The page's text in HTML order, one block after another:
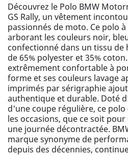
Découvrez le Polo BMW
GS Rally, un vêtement
passionnés de moto. Ce polo
arborant les couleurs noir,
confectionné dans un tissu
de 65% polyester et 35%
extrêmement confortable à
forme et ses couleurs lavage
imprimés par sérigraphie
authentique et durable. Doté
d'une coupe régulière, ce
les occasions, que ce soit
une journée décontractée.
marque synonyme de
depuis des décennies,